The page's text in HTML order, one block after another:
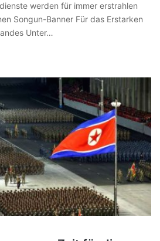
werden für immer erstrahlen
Songun-Banner Für das Erstarken
Unter…